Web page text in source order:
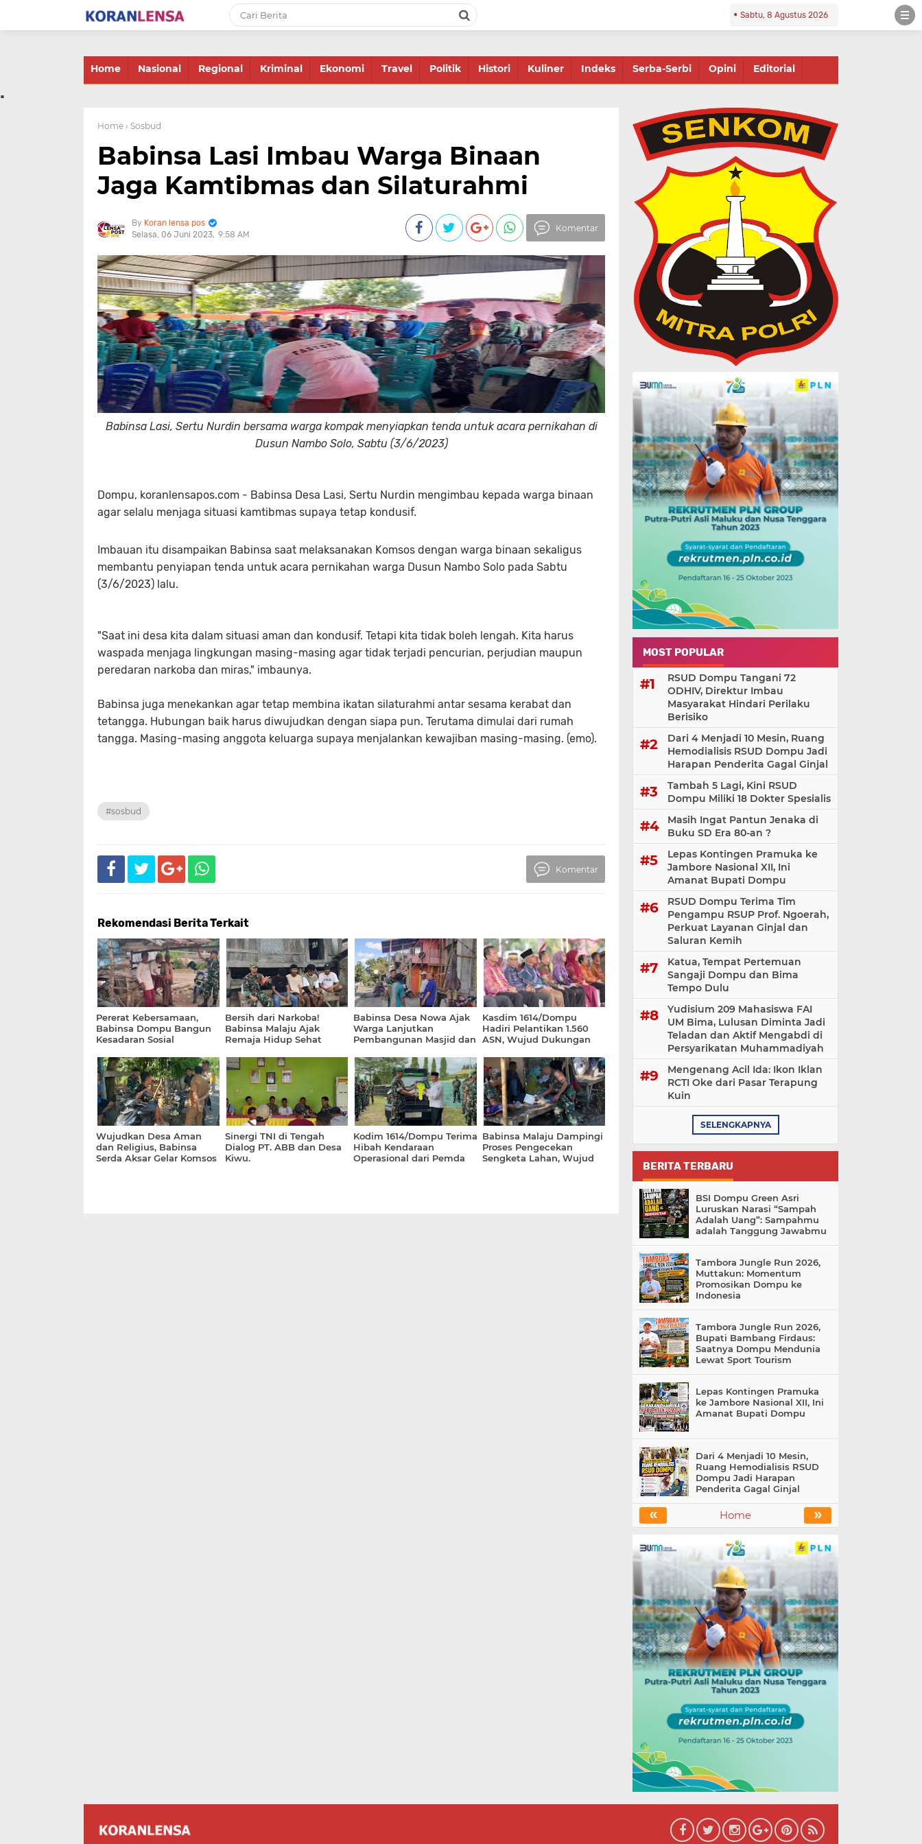
Sabtu, 8 Agustus 2026
Home Nasional Regional Kriminal Ekonomi Travel Politik Histori Kuliner Indeks Serba-Serbi Opini Editorial
.
Home › Sosbud
Babinsa Lasi Imbau Warga Binaan
Jaga Kamtibmas dan Silaturahmi
Koran lensa pos
Selasa, 06 Juni 2023 9:58 AM
Komentar
Babinsa Lasi, Sertu Nurdin bersama warga kompak menyiapkan tenda untuk acara pernikahan di
Dusun Nambo Solo, Sabtu (3/6/2023)
Dompu, koranlensapos.com - Babinsa Desa Lasi, Sertu Nurdin mengimbau kepada warga binaan
agar selalu menjaga situasi kamtibmas supaya tetap kondusif.
Imbauan itu disampaikan Babinsa saat melaksanakan Komsos dengan warga binaan sekaligus
membantu penyiapan tenda untuk acara pernikahan warga Dusun Nambo Solo pada Sabtu
(3/6/2023) lalu.
"Saat ini desa kita dalam situasi aman dan kondusif. Tetapi kita tidak boleh lengah. Kita harus
waspada menjaga lingkungan masing-masing agar tidak terjadi pencurian, perjudian maupun
peredaran narkoba dan miras," imbaunya.
Babinsa juga menekankan agar tetap membina ikatan silaturahmi antar sesama kerabat dan
tetangga. Hubungan baik harus diwujudkan dengan siapa pun. Terutama dimulai dari rumah
tangga. Masing-masing anggota keluarga supaya menjalankan kewajiban masing-masing. (emo).
#sosbud
Komentar
Rekomendasi Berita Terkait
Pererat Kebersamaan,
Babinsa Dompu Bangun
Kesadaran Sosial
Bersih dari Narkoba!
Babinsa Malaju Ajak
Remaja Hidup Sehat
Babinsa Desa Nowa Ajak
Warga Lanjutkan
Pembangunan Masjid dan
Kasdim 1614/Dompu
Hadiri Pelantikan 1.560
ASN, Wujud Dukungan
Wujudkan Desa Aman
dan Religius, Babinsa
Serda Aksar Gelar Komsos
Sinergi TNI di Tengah
Dialog PT. ABB dan Desa
Kiwu.
Kodim 1614/Dompu Terima
Hibah Kendaraan
Operasional dari Pemda
Babinsa Malaju Dampingi
Proses Pengecekan
Sengketa Lahan, Wujud
MOST POPULAR
RSUD Dompu Tangani 72
ODHIV, Direktur Imbau
Masyarakat Hindari Perilaku
Berisiko
Dari 4 Menjadi 10 Mesin, Ruang
Hemodialisis RSUD Dompu Jadi
Harapan Penderita Gagal Ginjal
Tambah 5 Lagi, Kini RSUD
Dompu Miliki 18 Dokter Spesialis
Masih Ingat Pantun Jenaka di
Buku SD Era 80-an ?
Lepas Kontingen Pramuka ke
Jambore Nasional XII, Ini
Amanat Bupati Dompu
RSUD Dompu Terima Tim
Pengampu RSUP Prof. Ngoerah,
Perkuat Layanan Ginjal dan
Saluran Kemih
Katua, Tempat Pertemuan
Sangaji Dompu dan Bima
Tempo Dulu
Yudisium 209 Mahasiswa FAI
UM Bima, Lulusan Diminta Jadi
Teladan dan Aktif Mengabdi di
Persyarikatan Muhammadiyah
Mengenang Acil Ida: Ikon Iklan
RCTI Oke dari Pasar Terapung
Kuin
SELENGKAPNYA
BERITA TERBARU
BSI Dompu Green Asri
Luruskan Narasi “Sampah
Adalah Uang”: Sampahmu
adalah Tanggung Jawabmu
Tambora Jungle Run 2026,
Muttakun: Momentum
Promosikan Dompu ke
Indonesia
Tambora Jungle Run 2026,
Bupati Bambang Firdaus:
Saatnya Dompu Mendunia
Lewat Sport Tourism
Lepas Kontingen Pramuka
ke Jambore Nasional XII, Ini
Amanat Bupati Dompu
Dari 4 Menjadi 10 Mesin,
Ruang Hemodialisis RSUD
Dompu Jadi Harapan
Penderita Gagal Ginjal
« »
Home